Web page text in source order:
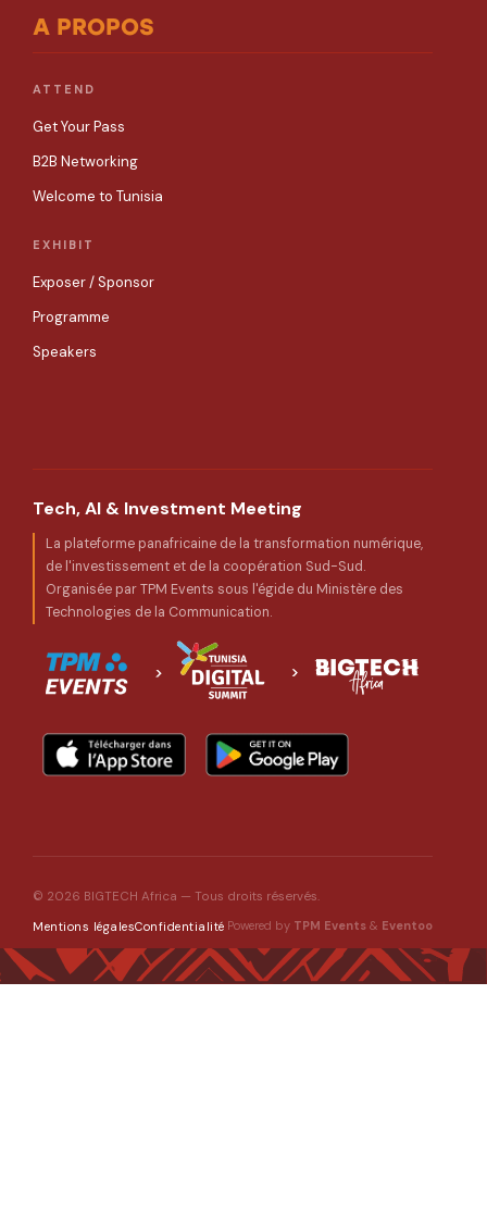
A PROPOS
ATTEND
Get Your Pass
B2B Networking
Welcome to Tunisia
EXHIBIT
Exposer / Sponsor
Programme
Speakers
Tech, AI & Investment Meeting
La plateforme panafricaine de la transformation numérique,
de l'investissement et de la coopération Sud-Sud.
Organisée par TPM Events sous l'égide du Ministère des
Technologies de la Communication.
© 2026 BIGTECH Africa — Tous droits réservés.
Mentions légalesConfidentialité Powered by TPM Events & Eventoo